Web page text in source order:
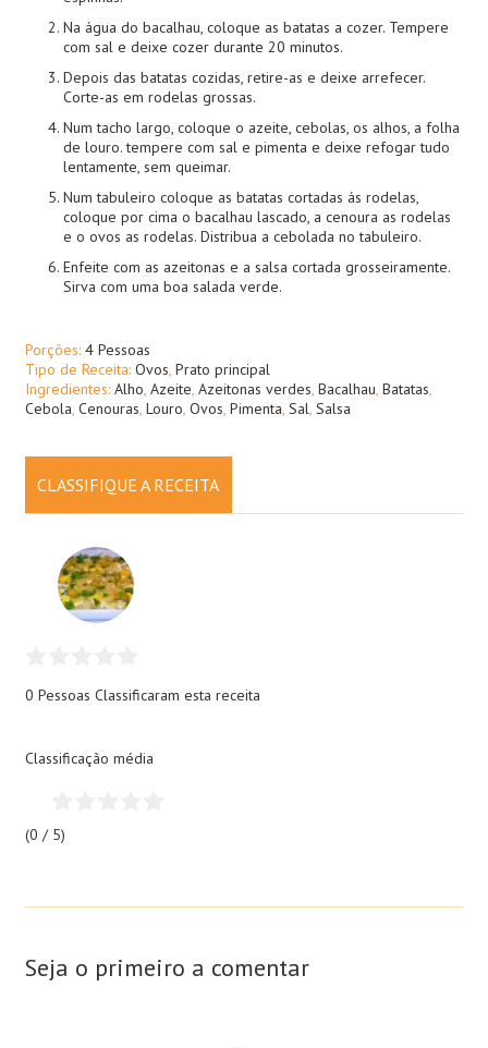
Na água do bacalhau, coloque as batatas a cozer. Tempere
com sal e deixe cozer durante 20 minutos.
Depois das batatas cozidas, retire-as e deixe arrefecer.
Corte-as em rodelas grossas.
Num tacho largo, coloque o azeite, cebolas, os alhos, a folha
de louro. tempere com sal e pimenta e deixe refogar tudo
lentamente, sem queimar.
Num tabuleiro coloque as batatas cortadas ás rodelas,
coloque por cima o bacalhau lascado, a cenoura as rodelas
e o ovos as rodelas. Distribua a cebolada no tabuleiro.
Enfeite com as azeitonas e a salsa cortada grosseiramente.
Sirva com uma boa salada verde.
Porções: 4 Pessoas
Tipo de Receita: Ovos, Prato principal
Ingredientes: Alho, Azeite, Azeitonas verdes, Bacalhau, Batatas,
Cebola, Cenouras, Louro, Ovos, Pimenta, Sal, Salsa
CLASSIFIQUE A RECEITA
0 Pessoas Classificaram esta receita
Classificação média
(0 / 5)
Seja o primeiro a comentar